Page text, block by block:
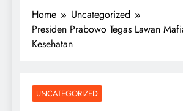
Home
Uncategorized
Presiden Prabowo Tegas Lawan
Kesehatan
UNCATEGORIZED